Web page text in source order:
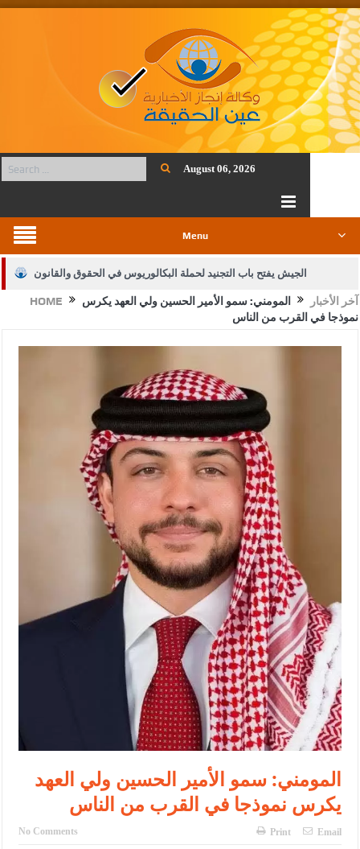
August 06, 2026
Menu
الجيش يفتح باب التجنيد لحملة البكالوريوس في الحقوق والقانون
بيان اجتماع عمّان:دعم الوصاية الهاشمية التاريخية على المقدسات
النواب يقر مشروع تعديل قانون الملكية العقارية
القاضي يلتقي رؤساء تحرير الصحف اليومية ويؤكد حرص مجلس النواب
على شراكة فاعلة مع الإعلام
دعوة المكلفين بخدمة العلم (الدفعة الثالثة) إلى مراجعة منصة خدمة
العلم
الملك يلتقي مجموعة من رفاق السلاح
الملك يتلقى اتصالا هاتفيا من العاهل البحريني
القاضي محمود أحمد فريحات.. مبارك ومزيدا من التوفيق
عارف بيك فريحات.. مبارك وبكم تزهو المناصب
HOME آخر الأخبار
المومني: سمو الأمير الحسين ولي العهد يكرس
نموذجا في القرب من الناس
المومني: سمو الأمير الحسين ولي العهد
يكرس نموذجا في القرب من الناس
No Comments Print Email